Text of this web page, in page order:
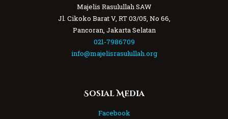
Majelis Rasulullah SAW
Jl. Cikoko Barat V, RT 03/05, No 66,
Pancoran, Jakarta Selatan
021-7986709
info@majelisrasulullah.org
Sosial Media
Facebook